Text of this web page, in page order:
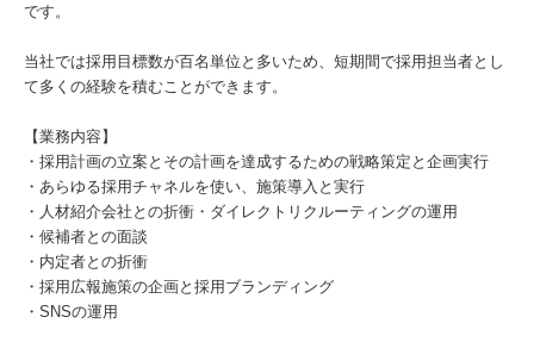
です。
当社では採用目標数が百名単位と多いため、短期間で採用担当者とし
て多くの経験を積むことができます。
【業務内容】
・採用計画の立案とその計画を達成するための戦略策定と企画実行
・あらゆる採用チャネルを使い、施策導入と実行
・人材紹介会社との折衝・ダイレクトリクルーティングの運用
・候補者との面談
・内定者との折衝
・採用広報施策の企画と採用ブランディング
・SNSの運用